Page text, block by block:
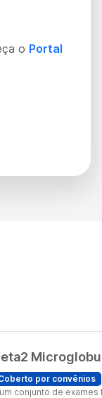
o Portal
por convênios
um conjunto de